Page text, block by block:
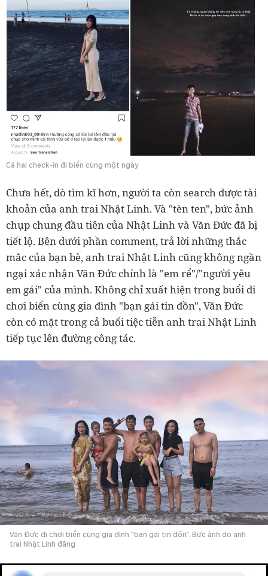
Cả hai check-in đi biển cùng một ngày
Chưa hết, dò tìm kĩ hơn, người ta còn search được tài
khoản của anh trai Nhật Linh. Và "tèn ten", bức ảnh
chụp chung đầu tiên của Nhật Linh và Văn Đức đã bị
tiết lộ. Bên dưới phần comment, trả lời những thắc
mắc của bạn bè, anh trai Nhật Linh cũng không ngần
ngại xác nhận Văn Đức chính là "em rể"/"người yêu
em gái" của mình. Không chỉ xuất hiện trong buổi đi
chơi biển cùng gia đình "bạn gái tin đồn", Văn Đức
còn có mặt trong cả buổi tiệc tiễn anh trai Nhật Linh
tiếp tục lên đường công tác.
Văn Đức đi chơi biển cùng gia đình "bạn gái tin đồn". Bức ảnh do anh
trai Nhật Linh đăng